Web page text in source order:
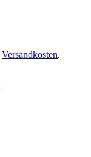
Versandkosten.